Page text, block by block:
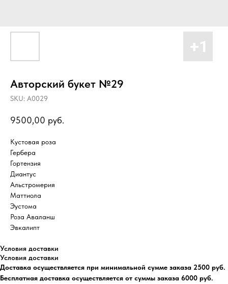
Авторский букет №29
SKU: А0029
9500,00 руб.
Кустовая роза
Гербера
Гортензия
Диантус
Альстромерия
Маттиола
Эустома
Роза Аваланш
Эвкалипт
Условия доставки
Условия доставки
Доставка осуществляется при минимальной сумме заказа 2500 руб.
Бесплатная доставка осуществляется от суммы заказа 6000 руб.